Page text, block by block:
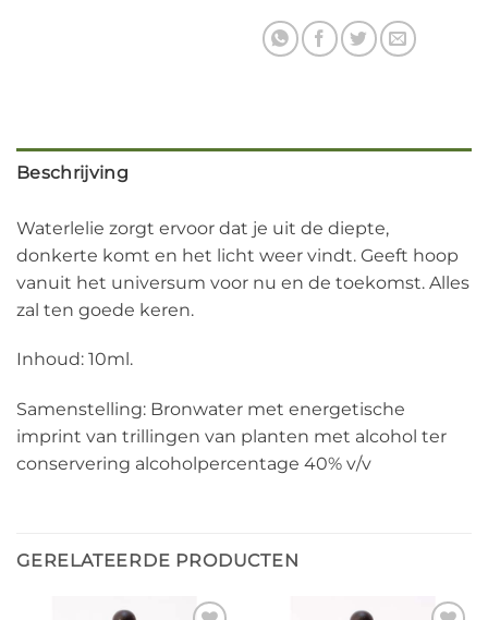
Beschrijving
Waterlelie zorgt ervoor dat je uit de diepte,
donkerte komt en het licht weer vindt. Geeft hoop
vanuit het universum voor nu en de toekomst. Alles
zal ten goede keren.
Inhoud: 10ml.
Samenstelling: Bronwater met energetische
imprint van trillingen van planten met alcohol ter
conservering alcoholpercentage 40% v/v
GERELATEERDE PRODUCTEN